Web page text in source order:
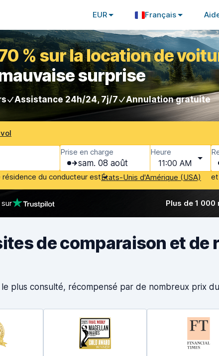
EUR Français
% sur la location de
surprise
Assistance 24h/24, 7j/7 Annulation gratuite
Prise en charge
sam. 08 août
Heure
11:00 AM
résidence du conducteur estÉtats-Unis d'Amérique (USA)
Plus de 1 000
de comparaison et
plus consulté, récompensé par de nombreux prix du